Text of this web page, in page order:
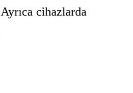
cihazlarda